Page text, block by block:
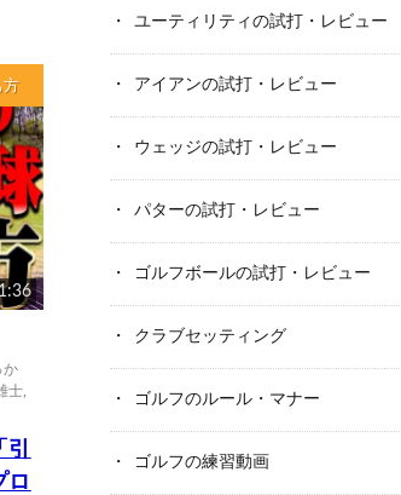
方
か
士
ユーティリティの試打・レビュー
アイアンの試打・レビュー
ウェッジの試打・レビュー
パターの試打・レビュー
ゴルフボールの試打・レビュー
クラブセッティング
ゴルフのルール・マナー
ゴルフの練習動画